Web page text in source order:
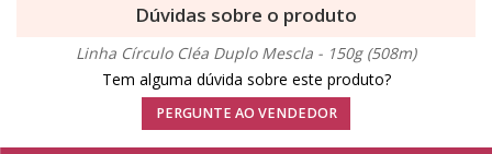
Dúvidas sobre o produto
Linha Círculo Cléa Duplo Mescla - 150g (508m)
Tem alguma dúvida sobre este produto?
PERGUNTE AO VENDEDOR